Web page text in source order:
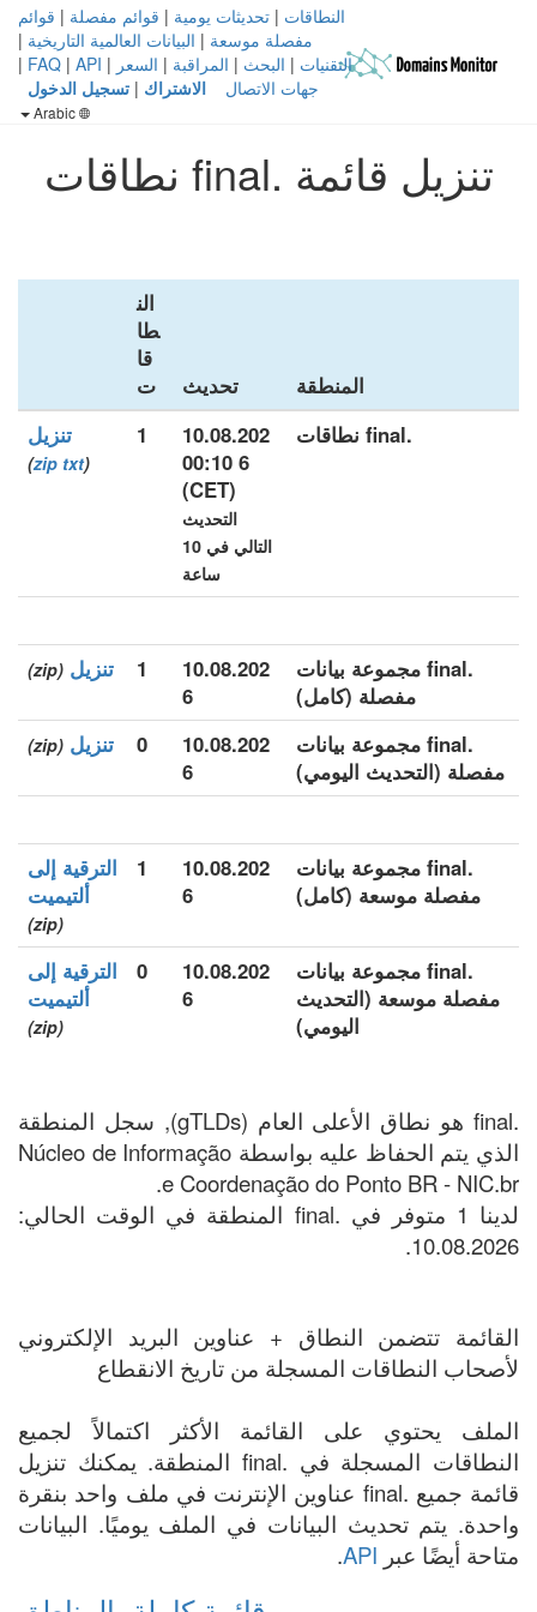
النطاقات | تحديثات يومية | قوائم مفصلة | قوائم
مفصلة موسعة | البيانات العالمية التاريخية |
التقنيات | البحث | المراقبة | السعر |
FAQ | API
|
جهات الاتصال
الاشتراك | تسجيل الدخول
تنزيل قائمة .final نطاقات
المنطقة تحديث
الن
طا
قا
ت
.final نطاقات
10.08.202
6 00:10
(CET)
التحديث
التالي في 10
ساعة
1 تنزيل
(
zip txt
)
.final مجموعة بيانات
مفصلة (كامل)
10.08.202
6
1 تنزيل (zip)
.final مجموعة بيانات
مفصلة (التحديث اليومي)
10.08.202
6
0 تنزيل (zip)
.final مجموعة بيانات
مفصلة موسعة (كامل)
10.08.202
6
1
الترقية إلى
ألتيميت
(zip)
.final مجموعة بيانات
مفصلة موسعة (التحديث
اليومي)
10.08.202
6
0
الترقية إلى
ألتيميت
(zip)
.final هو نطاق الأعلى العام (gTLDs), سجل المنطقة
الذي يتم الحفاظ عليه بواسطة Núcleo de Informação
e Coordenação do Ponto BR - NIC.br.
لدينا 1 متوفر في .final المنطقة في الوقت الحالي:
10.08.2026.
القائمة تتضمن النطاق + عناوين البريد الإلكتروني
لأصحاب النطاقات المسجلة من تاريخ الانقطاع
الملف يحتوي على القائمة الأكثر اكتمالاً لجميع
النطاقات المسجلة في .final المنطقة. يمكنك تنزيل
قائمة جميع .final عناوين الإنترنت في ملف واحد بنقرة
واحدة. يتم تحديث البيانات في الملف يوميًا. البيانات
متاحة أيضًا عبر API
.